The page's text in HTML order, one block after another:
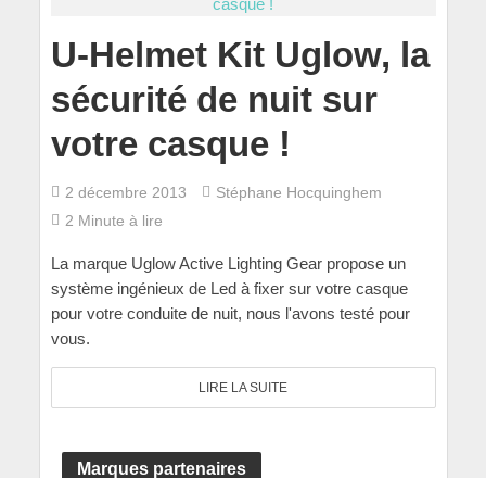
U-Helmet Kit Uglow, la
sécurité de nuit sur
votre casque !
2 décembre 2013
Stéphane Hocquinghem
2 Minute à lire
La marque Uglow Active Lighting Gear propose un
système ingénieux de Led à fixer sur votre casque
pour votre conduite de nuit, nous l'avons testé pour
vous.
LIRE LA SUITE
Marques partenaires